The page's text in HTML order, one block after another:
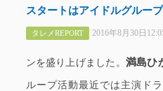
スタートはアイドルグルー
タレメREPORT 2016年8月30日
ンを盛り上げました。 満島ひ
ループ活動最近では主演ド